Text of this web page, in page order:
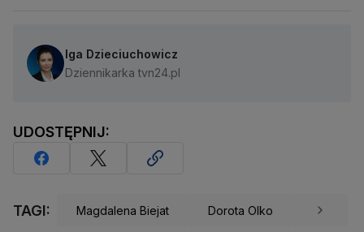
Iga Dzieciuchowicz
Dziennikarka tvn24.pl
UDOSTĘPNIJ:
TAGI: Magdalena Biejat Dorota Olko